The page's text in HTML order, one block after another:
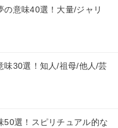
の意味40選！大量/ジャリ
味30選！知人/祖母/他人/芸
50選！スピリチュアル的な